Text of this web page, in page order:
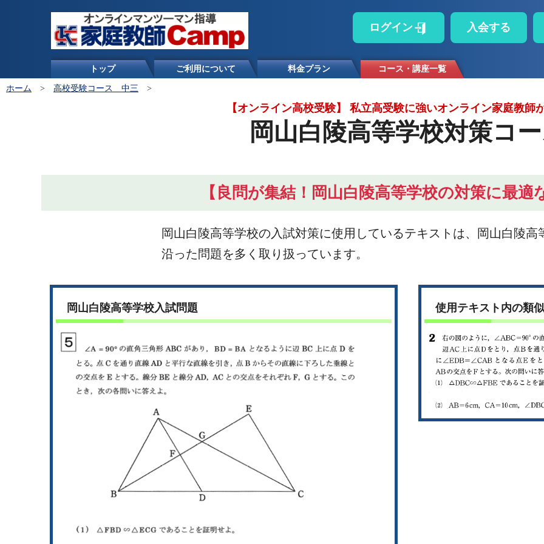
ログイン 入会する
トップ ご利用について 料金プラン コース・講座一覧
ホーム > 高校受験コース 中三 >
【オンライン高校受験】 私立高受験に強いオンライン家庭教師
岡山白陵高等学校対策コ
【良問が集結！岡山白陵高等学校の対策に最適
岡山白陵高等学校の入試対策に使用しているテキストは、岡山白陵高
沿った問題を多く取り扱っています。
岡山白陵高等学校入試問題 使用テキスト内の類